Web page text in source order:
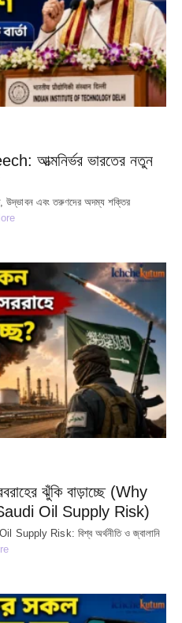
আত্মনির্ভর ভারতের নতুন
এবং তরুণদের অদম্য শক্তির
ঝুঁকি বাড়াচ্ছে (Why
Oil Supply Risk)
Risk: বিশ্ব অর্থনীতি ও জ্বালানি